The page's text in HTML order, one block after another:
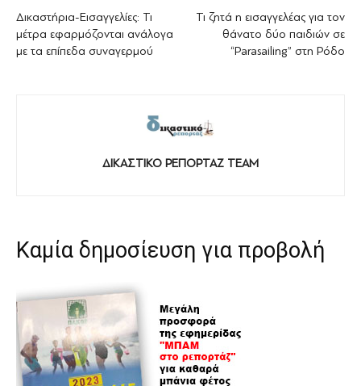
Δικαστήρια-Εισαγγελίες: Τι
μέτρα εφαρμόζονται ανάλογα
με τα επίπεδα συναγερμού
Τι ζητά η εισαγγελέας για τον
θάνατο δύο παιδιών σε
“Parasailing” στη Ρόδο
ΔΙΚΑΣΤΙΚΟ ΡΕΠΟΡΤΑΖ TEAM
Καμία δημοσίευση για προβολή